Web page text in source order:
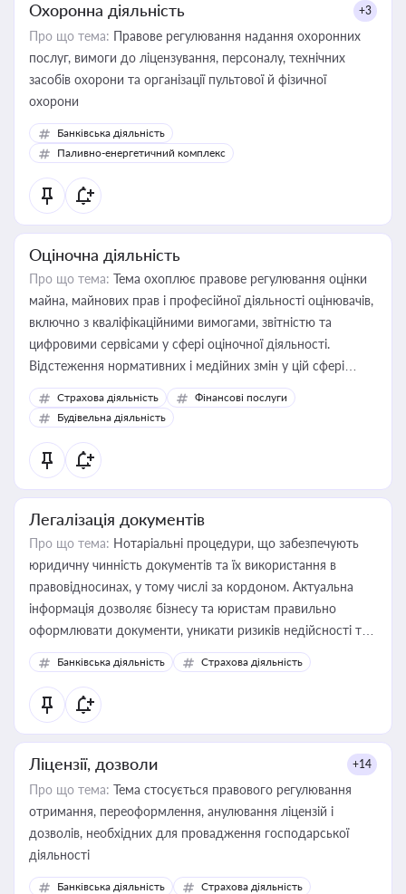
Охоронна діяльність +3
Про що тема: Правове регулювання надання охоронних
послуг, вимоги до ліцензування, персоналу, технічних
засобів охорони та організації пультової й фізичної
охорони
Банківська діяльність
Паливно-енергетичний комплекс
Оціночна діяльність
Про що тема: Тема охоплює правове регулювання оцінки
майна, майнових прав і професійної діяльності оцінювачів,
включно з кваліфікаційними вимогами, звітністю та
цифровими сервісами у сфері оціночної діяльності.
Відстеження нормативних і медійних змін у цій сфері
корисне для власника бізнесу, керівника, юриста або
бухгалтера під час оподаткування, приватизації, оренди
державного майна, корпоративних угод і перевірки
статусу суб'єктів оціночної діяльності
Страхова діяльність
Фінансові послуги
Будівельна діяльність
Легалізація документів
Про що тема: Нотаріальні процедури, що забезпечують
юридичну чинність документів та їх використання в
правовідносинах, у тому числі за кордоном. Актуальна
інформація дозволяє бізнесу та юристам правильно
оформлювати документи, уникати ризиків недійсності та
забезпечувати їх належне прийняття органами влади та
контрагентами
Банківська діяльність Страхова діяльність
Ліцензії, дозволи +14
Про що тема: Тема стосується правового регулювання
отримання, переоформлення, анулювання ліцензій і
дозволів, необхідних для провадження господарської
діяльності
Банківська діяльність
Страхова діяльність